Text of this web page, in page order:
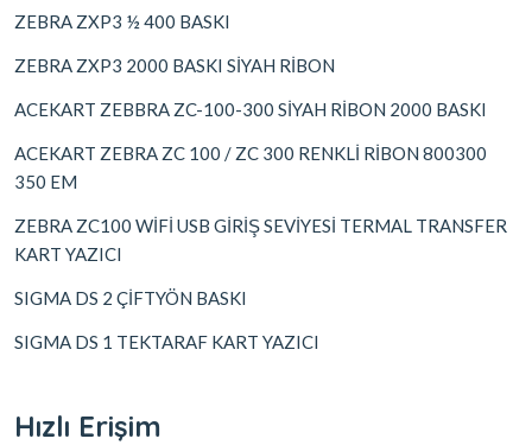
ZEBRA ZXP3 ½ 400 BASKI
ZEBRA ZXP3 2000 BASKI SİYAH RİBON
ACEKART ZEBBRA ZC-100-300 SİYAH RİBON 2000 BASKI
ACEKART ZEBRA ZC 100 / ZC 300 RENKLİ RİBON 800300
350 EM
ZEBRA ZC100 WİFİ USB GİRİŞ SEVİYESİ TERMAL TRANSFER
KART YAZICI
SIGMA DS 2 ÇİFTYÖN BASKI
SIGMA DS 1 TEKTARAF KART YAZICI
Hızlı Erişim